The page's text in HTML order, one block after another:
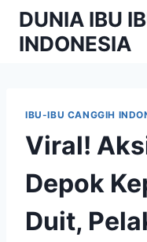
Skip
content
DUNIA IBU
INDONESIA
IBU-IBU CANGGIH
Viral!
Depok
Duit,